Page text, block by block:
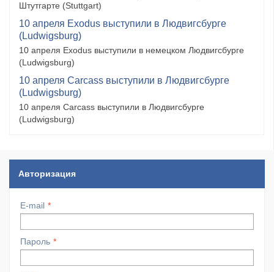
Штутгарте (Stuttgart)
10 апреля Exodus выступили в Людвигсбурге
(Ludwigsburg)
10 апреля Exodus выступили в немецком Людвигсбурге
(Ludwigsburg)
10 апреля Carcass выступили в Людвигсбурге
(Ludwigsburg)
10 апреля Carcass выступили в Людвигсбурге
(Ludwigsburg)
Авторизация
E-mail
Пароль